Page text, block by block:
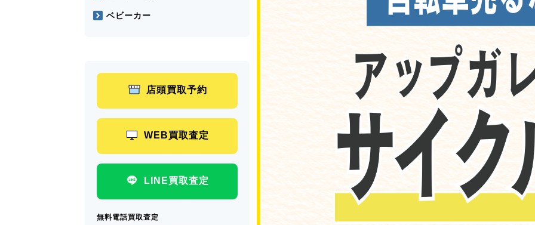
ベビーカー
店頭買取予約
WEB買取査定
LINE買取査定
無料電話買取査定